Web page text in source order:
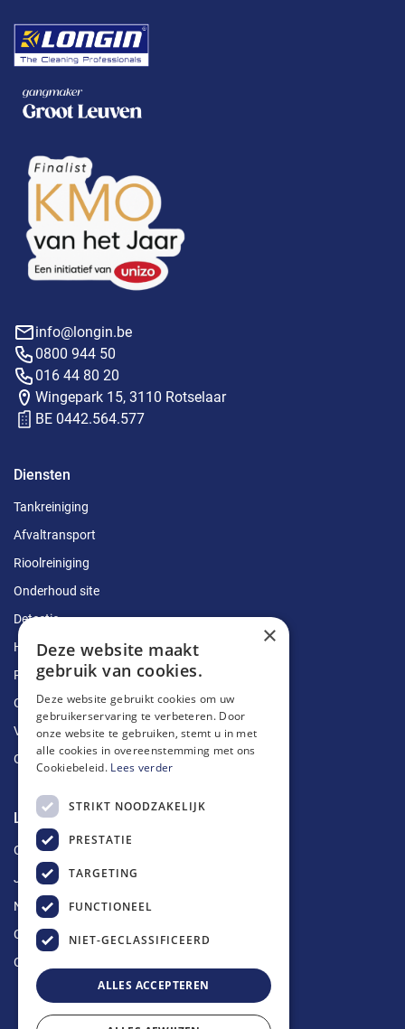
info@longin.be
0800 944 50
016 44 80 20
Wingepark 15, 3110 Rotselaar
BE 0442.564.577
Diensten
Tankreiniging
Afvaltransport
Rioolreiniging
Onderhoud site
Detectie
Herstellingen
Ruimingen
Ontstoppingen
Vetputten
Ontkalking
Longin Service
Over ons
Jobs
Nieuws
Contact
Offerte aanvragen
×
Deze website maakt
gebruik van cookies.
Deze website gebruikt cookies om uw
gebruikerservaring te verbeteren. Door
onze website te gebruiken, stemt u in met
alle cookies in overeenstemming met ons
Cookiebeleid. Lees verder
STRIKT NOODZAKELIJK
PRESTATIE
TARGETING
FUNCTIONEEL
NIET-GECLASSIFICEERD
ALLES ACCEPTEREN